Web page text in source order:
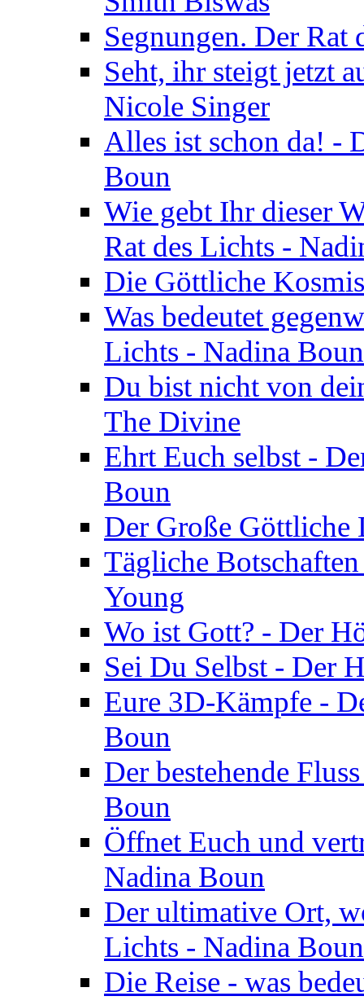
Segnungen. Der
Seht, ihr steigt jetzt
Nicole Singer
Alles ist schon da! -
Boun
Wie gebt Ihr dieser
Rat des Lichts -
Die Göttliche
Was bedeutet
Lichts - Nadina Boun
Du bist nicht von
The Divine
Ehrt Euch selbst -
Boun
Der Große
Tägliche
Young
Wo ist Gott? - Der
Sei Du Selbst - Der
Eure 3D-Kämpfe -
Boun
Der bestehende
Boun
Öffnet Euch und
Nadina Boun
Der ultimative Ort,
Lichts - Nadina Boun
Die Reise - was